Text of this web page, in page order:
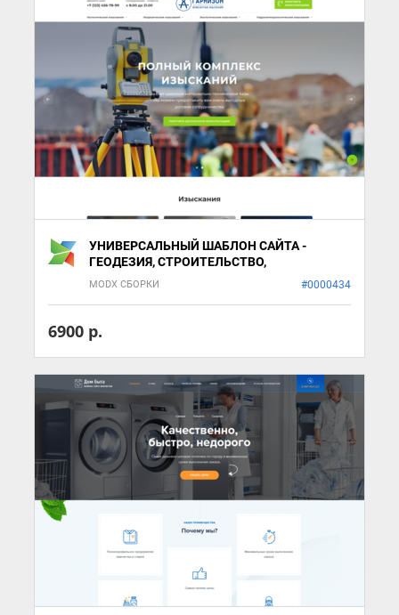
УНИВЕРСАЛЬНЫЙ ШАБЛОН САЙТА -
ГЕОДЕЗИЯ, СТРОИТЕЛЬСТВО,
ПРОИЗВОДСТВО
MODX СБОРКИ #0000434
6900 р.